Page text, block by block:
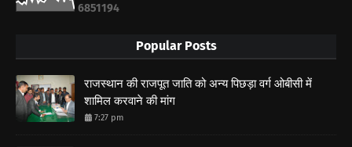
6851194
Popular Posts
राजस्थान की राजपूत जाति को अन्य पिछड़ा वर्ग ओबीसी में
शामिल करवाने की मांग
7:27 pm